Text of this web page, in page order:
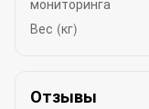
Вес (кг)
Отзывы